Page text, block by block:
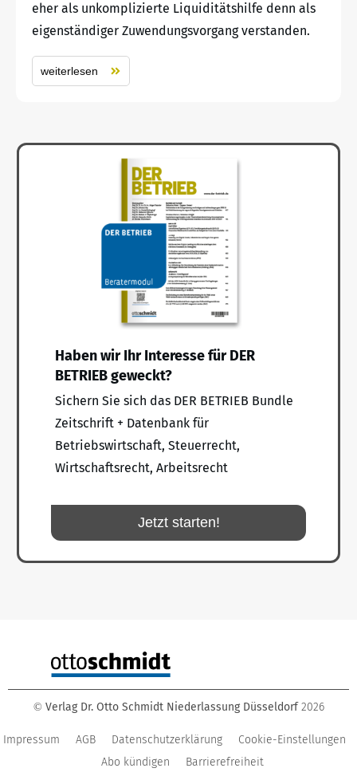
eher als unkomplizierte Liquiditätshilfe denn als
eigenständiger Zuwendungsvorgang verstanden.
weiterlesen
Haben wir Ihr Interesse für DER
BETRIEB geweckt?
Sichern Sie sich das DER BETRIEB Bundle
Zeitschrift + Datenbank für
Betriebswirtschaft, Steuerrecht,
Wirtschaftsrecht, Arbeitsrecht
Jetzt starten!
© Verlag Dr. Otto Schmidt Niederlassung Düsseldorf 2026
Impressum AGB Datenschutzerklärung
Cookie-Einstellungen
Abo kündigen
Barrierefreiheit